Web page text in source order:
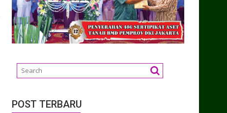
POST TERBARU